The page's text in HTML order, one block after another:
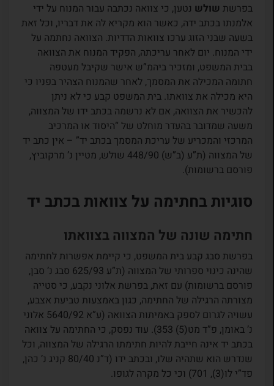
בפרשתשולשנטען, כי צוואה נכתבה עבור המנוח על ידי
אלמנתו בכתב ידה, כאשר הוא מקריא לה את דבריו, וכל זאת
בשעה שבני הזוג ערכו צוואות הדדיות. הצוואה נחתמה על
ידי המנוח. יום לאחר עריכתה, הפקיד המנוח את הצוואה
בבית המשפט, ומזכיר ביהמ”ש אישר שקיבל מעטפה
חתומה המכילה את המסמך, לאחר שהמנוח הצהיר בפניו כי
היא מכילה את צוואתו. בית המשפט קבע כי לא ניתן
להכשיר את הצוואה, אם לא נרשמה בכתב ידו של המצווה,
משעה שמדובר בהעדר מוחלט של “היסוד או המרכיב
המרכזי והמכריע של עריכת המסמך בכתב יד” – אין כתב יד
של המצווה (ת”ע (ב”ש) 448/90 שולש, מטיין נ’ מרקוביץ,
פורסם ברשומות).
סוגיות בחתימה על צוואות בכתב יד
חתימה שונה של המצווה בצוואתו
בפרשת סבג קבע בית המשפט, כי קיימת אפשרות לחתימה
שהינה כינוי ספרותי של המצווה (ת”ע 625/93 סבג נ’ סבן,
פורסם ברשומות) עם זאת, בפרשת אלוני נקבע, כי סטייה
מצורתה הרגילה של החתימה, כגון באמצעות טביעת אצבע,
עשויה לגרום לספק באמיתות הצוואה (ע”א 5640/92 אלוני
נ’ באומן, פ”ד מט(5) 353). עוד נפסק, כי החתימה על צוואה
בכתב יד אינה חייבת להיות חתימתו הרגילה של המצווה, וכל
שנדרש הוא שתהיה שלו, ובכתב ידו (ד”נ 80/40 קניג נ’ כהן,
פד”י לו(3), 701) וכי כל מקרה לגופו.